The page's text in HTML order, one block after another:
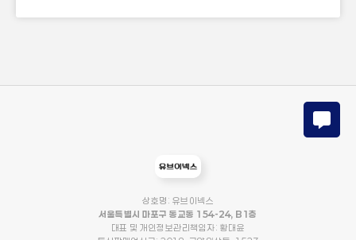
상호명: 유브이넥스
서울특별시 마포구 동교동 154-24, B1층
대표 및 개인정보관리책임자: 황대윤